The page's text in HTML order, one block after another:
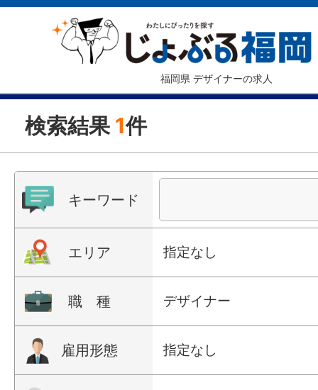
福岡県 デザイナーの求人
検索結果 1件
キーワード
エリア 指定なし
職 種 デザイナー
雇用形態 指定なし